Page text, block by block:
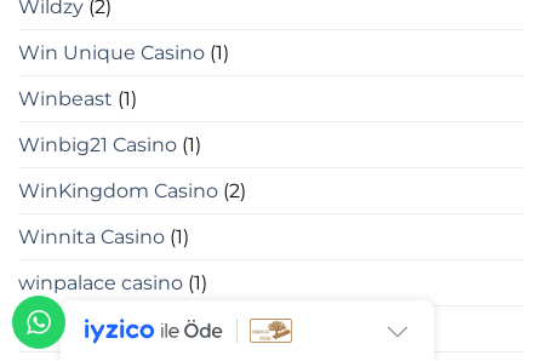
Wildzy (2)
Win Unique Casino (1)
Winbeast (1)
Winbig21 Casino (1)
WinKingdom Casino (2)
Winnita Casino (1)
winpalace casino (1)
www.kuss.cl(1)